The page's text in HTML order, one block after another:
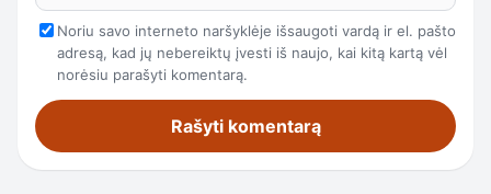
Noriu savo interneto naršyklėje išsaugoti vardą ir el. pašto
adresą, kad jų nebereiktų įvesti iš naujo, kai kitą kartą vėl
norėsiu parašyti komentarą.